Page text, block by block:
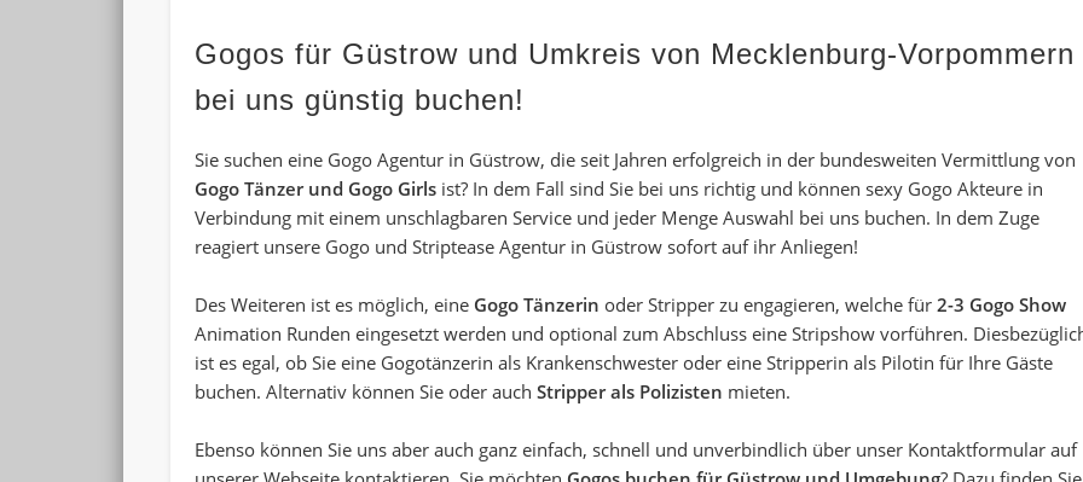
Gogos für Güstrow und Umkreis von Mecklenburg-Vorpommern
bei uns günstig buchen!
Sie suchen eine Gogo Agentur in Güstrow, die seit Jahren erfolgreich in der bundesweiten Vermittlung von
Gogo Tänzer und Gogo Girlsist? In dem Fall sind Sie bei uns richtig und können sexy Gogo Akteure in
Verbindung mit einem unschlagbaren Service und jeder Menge Auswahl bei uns buchen. In dem Zuge
reagiert unsere Gogo und Striptease Agentur in Güstrow sofort auf ihr Anliegen!
Des Weiteren ist es möglich, eine Gogo Tänzerin oder Stripper zu engagieren, welche für 2-3 Gogo Show
Animation Runden eingesetzt werden und optional zum Abschluss eine Stripshow vorführen.
ist es egal, ob Sie eine Gogotänzerin als Krankenschwester oder eine Stripperin als Pilotin für Ihre Gäste
buchen. Alternativ können Sie oder auch Stripper als Polizisten mieten.
Ebenso können Sie uns aber auch ganz einfach, schnell und unverbindlich über unser Kontaktformular auf